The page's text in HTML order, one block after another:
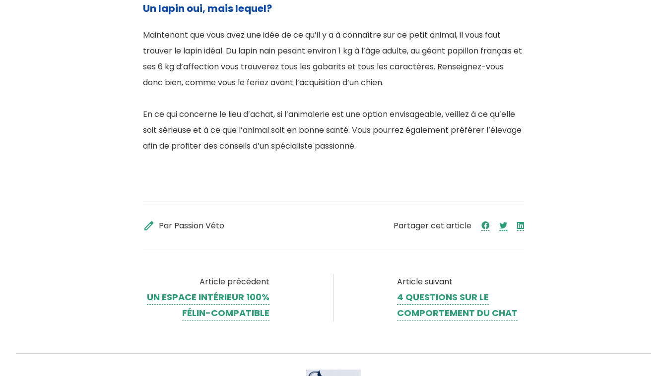
Un lapin oui, mais lequel?
Maintenant que vous avez une idée de ce qu’il y a à connaître sur ce petit animal, il vous faut
trouver le lapin idéal. Du lapin nain pesant environ 1 kg à l’âge adulte, au géant papillon français et
ses 6 kg d’affection vous trouverez tous les gabarits et tous les caractères. Renseignez-vous
donc bien, comme vous le feriez avant l’acquisition d’un chien.
En ce qui concerne le lieu d’achat, si l’animalerie est une option envisageable, veillez à ce qu’elle
soit sérieuse et à ce que l’animal soit en bonne santé. Vous pourrez également préférer l’élevage
afin de profiter des conseils d’un spécialiste passionné.
edit Par Passion Véto Partager cet article
Article précédent
UN ESPACE INTÉRIEUR 100%
FÉLIN-COMPATIBLE
Article suivant
4 QUESTIONS SUR LE
COMPORTEMENT DU CHAT